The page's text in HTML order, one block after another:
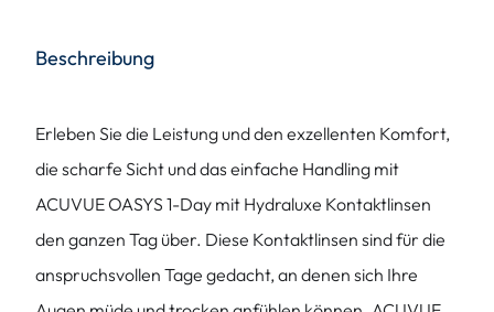
Beschreibung
Erleben Sie die Leistung und den exzellenten Komfort,
die scharfe Sicht und das einfache Handling mit
ACUVUE OASYS 1-Day mit Hydraluxe Kontaktlinsen
den ganzen Tag über. Diese Kontaktlinsen sind für die
anspruchsvollen Tage gedacht, an denen sich Ihre